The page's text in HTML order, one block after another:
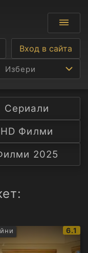
Избери
Ф
С
А
Вход в сайта
Сериали
HD Филми
2025
IMDb
6.1